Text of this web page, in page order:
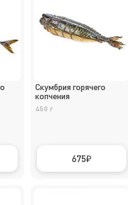
Скумбрия горячего
копчения
450 г
675